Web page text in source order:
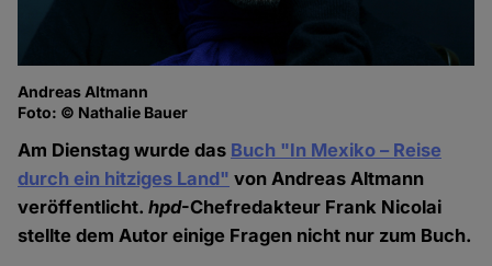
Andreas Altmann
Foto: © Nathalie Bauer
Am Dienstag wurde das Buch "In Mexiko – Reise
durch ein hitziges Land" von Andreas Altmann
veröffentlicht.hpd-Chefredakteur Frank Nicolai
stellte dem Autor einige Fragen nicht nur zum Buch.